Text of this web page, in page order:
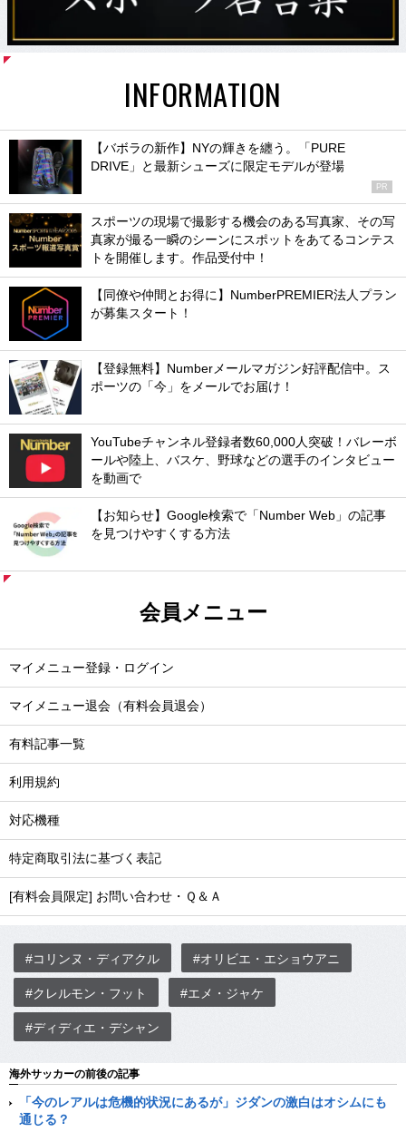
INFORMATION
【バボラの新作】NYの輝きを纏う。「PURE
DRIVE」と最新シューズに限定モデルが登場
PR
スポーツの現場で撮影する機会のある写真家、その写
真家が撮る一瞬のシーンにスポットをあてるコンテス
トを開催します。作品受付中！
【同僚や仲間とお得に】NumberPREMIER法人プラン
が募集スタート！
【登録無料】Numberメールマガジン好評配信中。ス
ポーツの「今」をメールでお届け！
YouTubeチャンネル登録者数60,000人突破！バレーボ
ールや陸上、バスケ、野球などの選手のインタビュー
を動画で
【お知らせ】Google検索で「Number Web」の記事
を見つけやすくする方法
会員メニュー
マイメニュー登録・ログイン
マイメニュー退会（有料会員退会）
有料記事一覧
利用規約
対応機種
特定商取引法に基づく表記
[有料会員限定] お問い合わせ・Ｑ＆Ａ
#コリンヌ・ディアクル #オリビエ・エショウアニ
#クレルモン・フット #エメ・ジャケ
#ディディエ・デシャン
海外サッカーの前後の記事
「今のレアルは危機的状況にあるが」ジダンの激白はオシムにも
通じる？